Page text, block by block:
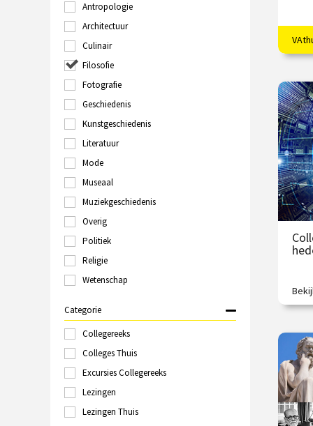
Dordrecht
Duitsland, Frankrijk en België
Enschede
Frankrijk
Groningen
Haarlem
Kampen
Kopenhagen
Leeuwarden
Leiden
Londen
Online
Polen
Rotterdam
Schiedam
Sittard
Tallinn
Antropologie
Architectuur
Culinair
Filosofie
Fotografie
Geschiedenis
Kunstgeschiedenis
Literatuur
Mode
Museaal
Muziekgeschiedenis
Overig
Politiek
Religie
Wetenschap
Categorie
Collegereeks
Colleges Thuis
Excursies Collegereeks
Lezingen
Lezingen Thuis
Het
Wat
€
/